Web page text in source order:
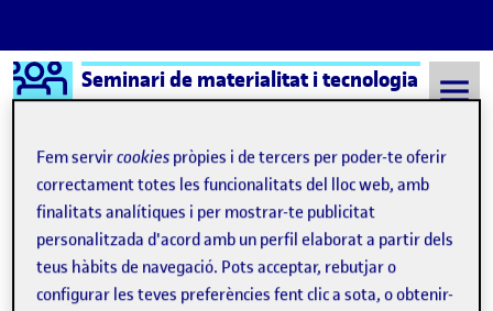
Saltar al contingut
Logo Ágora
Seminari de materialitat i tecnologia
Semestre 20222 - Aula 1 Jordi Llort Figuerola
Jordi Llort Figuerola
Fem servircookies pròpies i de tercers per poder-te oferir
correctament totes les funcionalitats del lloc web, amb
finalitats analítiques i per mostrar-te publicitat
personalitzada d'acord amb un perfil elaborat a partir dels
teus hàbits de navegació. Pots acceptar, rebutjar o
configurar les teves preferències fent clic a sota, o obtenir-